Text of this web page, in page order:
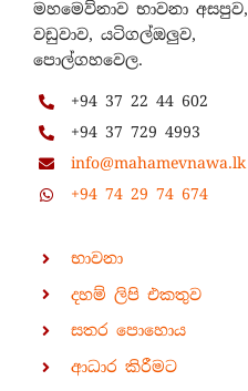
මහමෙව්නාව භාවනා අසපුව,
වඩුවාව, යටිගල්ඔලුව,
පොල්ගහවෙල.
+94 37 22 44 602
+94 37 729 4993
info@mahamevnawa.lk
+94 74 29 74 674
භාවනා
දහම් ලිපි එකතුව
සතර පොහොය
ආධාර කිරීමට